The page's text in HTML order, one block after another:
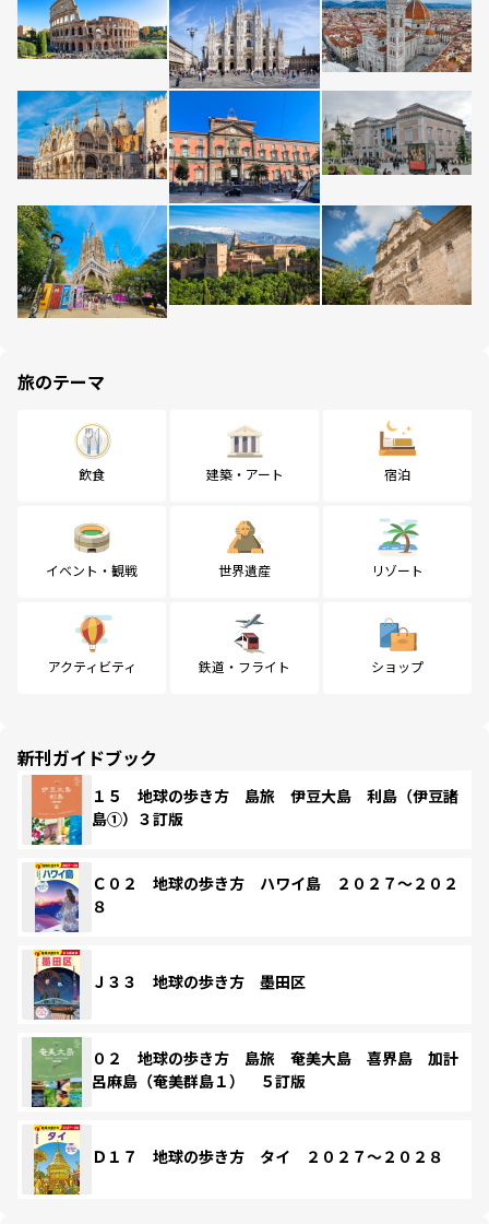
旅のテーマ
飲食 建築・アート 宿泊
イベント・観戦 世界遺産 リゾート
アクティビティ 鉄道・フライト ショップ
新刊ガイドブック
１５ 地球の歩き方 島旅 伊豆大島 利島（伊豆諸
島①）３訂版
Ｃ０２ 地球の歩き方 ハワイ島 ２０２７～２０２
８
Ｊ３３ 地球の歩き方 墨田区
０２ 地球の歩き方 島旅 奄美大島 喜界島 加計
呂麻島（奄美群島１） ５訂版
Ｄ１７ 地球の歩き方 タイ ２０２７～２０２８